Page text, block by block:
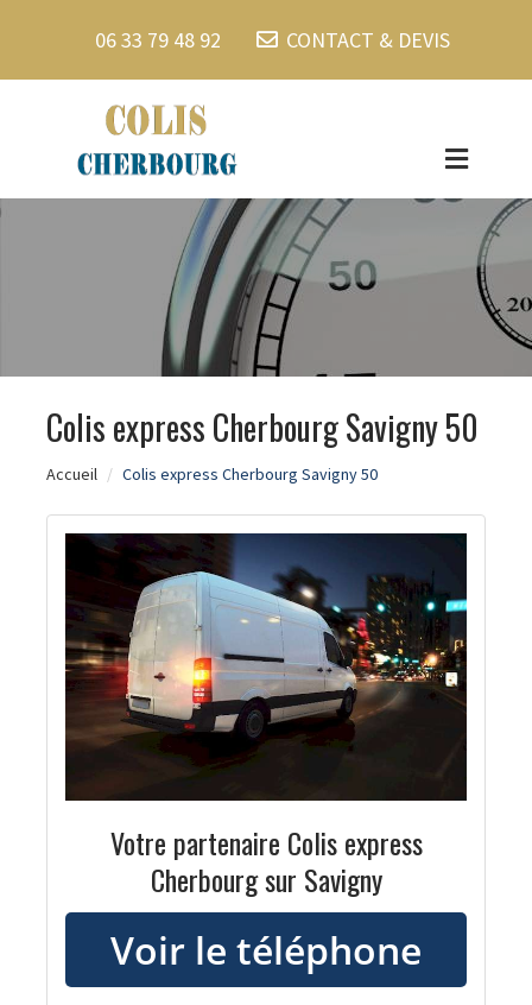
06 33 79 48 92 CONTACT & DEVIS
Colis express Cherbourg Savigny 50
Accueil Colis express Cherbourg Savigny 50
Votre partenaire Colis express
Cherbourg sur Savigny